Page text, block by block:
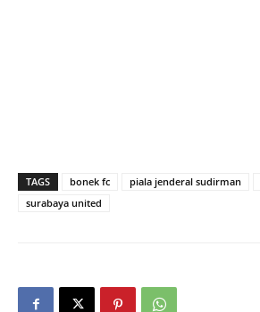
TAGS bonek fc piala jenderal sudirman
surabaya united